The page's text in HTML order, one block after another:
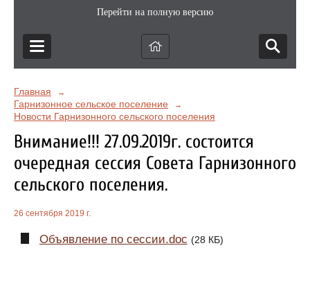
Перейти на полную версию
Главная →
Гарнизонное сельское поселение →
Новости Гарнизонного сельского поселения
Внимание!!! 27.09.2019г. состоится
очередная сессия Совета Гарнизонного
сельского поселения.
26 сентября 2019 г.
Объявление по сессии.doc (28 КБ)